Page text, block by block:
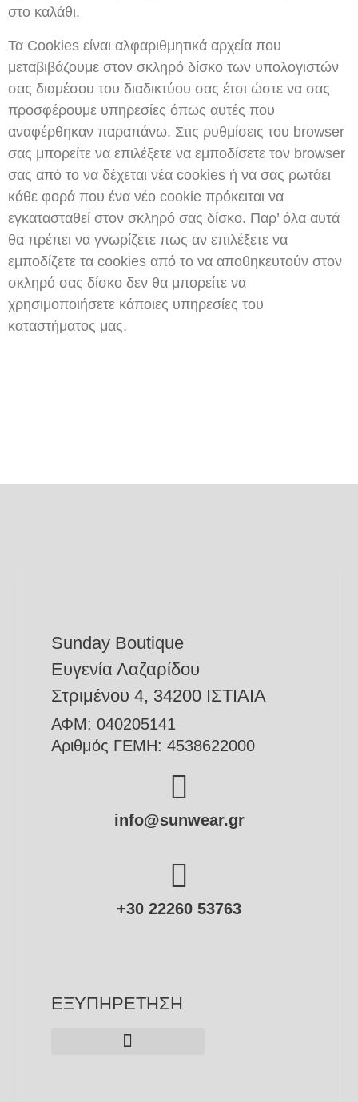
στο καλάθι.
Τα Cookies είναι αλφαριθμητικά αρχεία που
μεταβιβάζουμε στον σκληρό δίσκο των υπολογιστών
σας διαμέσου του διαδικτύου σας έτσι ώστε να σας
προσφέρουμε υπηρεσίες όπως αυτές που
αναφέρθηκαν παραπάνω. Στις ρυθμίσεις του browser
σας μπορείτε να επιλέξετε να εμποδίσετε τον browser
σας από το να δέχεται νέα cookies ή να σας ρωτάει
κάθε φορά που ένα νέο cookie πρόκειται να
εγκατασταθεί στον σκληρό σας δίσκο. Παρ’ όλα αυτά
θα πρέπει να γνωρίζετε πως αν επιλέξετε να
εμποδίζετε τα cookies από το να αποθηκευτούν στον
σκληρό σας δίσκο δεν θα μπορείτε να
χρησιμοποιήσετε κάποιες υπηρεσίες του
καταστήματος μας.
Sunday Boutique
Ευγενία Λαζαρίδου
Στριμένου 4, 34200 ΙΣΤΙΑΙΑ
ΑΦΜ: 040205141
Αριθμός ΓΕΜΗ: 4538622000
info@sunwear.gr
+30 22260 53763
ΕΞΥΠΗΡΕΤΗΣΗ